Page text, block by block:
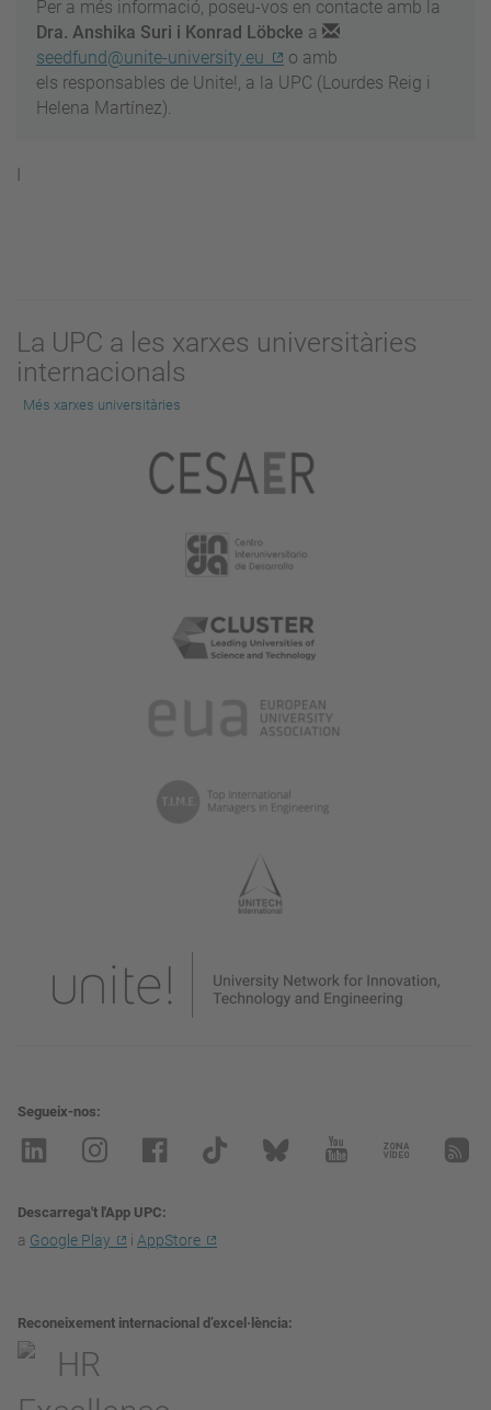
Per a més informació, poseu-vos en contacte amb la
Dra. Anshika Suri i Konrad Löbcke a
seedfund@unite-university.eu
o amb
els responsables de Unite!, a la UPC (Lourdes Reig i
Helena Martínez).
La UPC a les xarxes universitàries
internacionals
Més xarxes universitàries
Segueix-nos
Descarrega't l'App UPC
a Google Play i AppStore
Reconeixement internacional d’excel·lència